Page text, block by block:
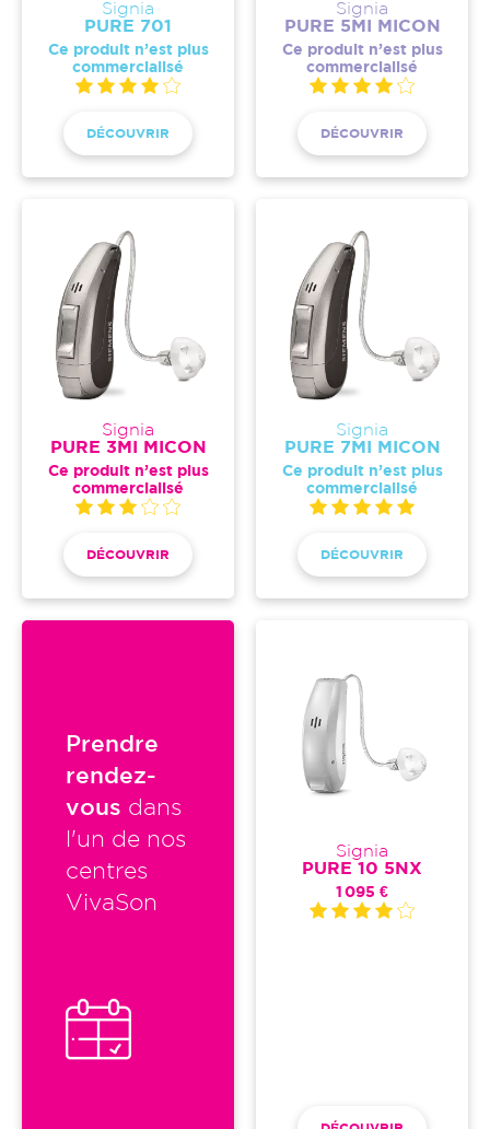
Signia
PURE 701
Ce produit n’est plus
commercialisé
DÉCOUVRIR
Signia
PURE 5MI MICON
Ce produit n’est plus
commercialisé
DÉCOUVRIR
Signia
PURE 3MI MICON
Ce produit n’est plus
commercialisé
DÉCOUVRIR
Signia
PURE 7MI MICON
Ce produit n’est plus
commercialisé
DÉCOUVRIR
Prendre
rendez-
vous dans
l'un de nos
centres
VivaSon
Signia
PURE 10 5NX
1 095 €